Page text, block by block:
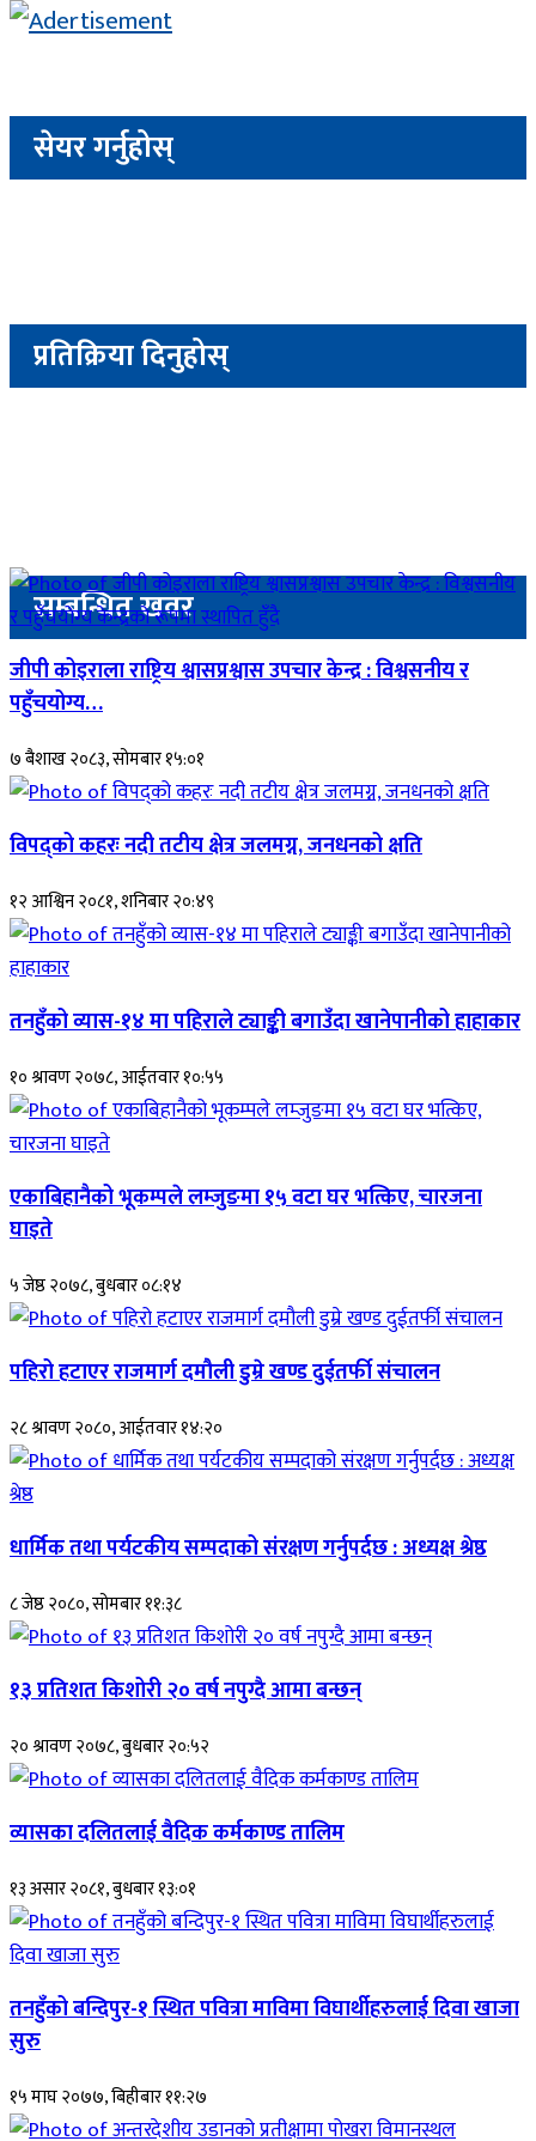
सेयर गर्नुहोस्
प्रतिक्रिया दिनुहोस्
सम्बन्धित खवर
जीपी कोइराला राष्ट्रिय श्वासप्रश्वास उपचार केन्द्र : विश्वसनीय र
पहुँचयोग्य…
७ बैशाख २०८३, सोमबार १५:०१
विपद्को कहरः नदी तटीय क्षेत्र जलमग्न, जनधनको क्षति
१२ आश्विन २०८१, शनिबार २०:४९
तनहुँको व्यास-१४ मा पहिराले ट्याङ्की बगाउँदा खानेपानीको हाहाकार
१० श्रावण २०७८, आईतवार १०:५५
एकाबिहानैको भूकम्पले लम्जुङमा १५ वटा घर भत्किए, चारजना
घाइते
५ जेष्ठ २०७८, बुधबार ०८:१४
पहिरो हटाएर राजमार्ग दमौली डुम्रे खण्ड दुईतर्फी संचालन
२८ श्रावण २०८०, आईतवार १४:२०
धार्मिक तथा पर्यटकीय सम्पदाको संरक्षण गर्नुपर्दछ : अध्यक्ष श्रेष्ठ
८ जेष्ठ २०८०, सोमबार ११:३८
१३ प्रतिशत किशोरी २० वर्ष नपुग्दै आमा बन्छन्
२० श्रावण २०७८, बुधबार २०:५२
व्यासका दलितलाई वैदिक कर्मकाण्ड तालिम
१३ असार २०८१, बुधबार १३:०१
तनहुँको बन्दिपुर-१ स्थित पवित्रा माविमा विघार्थीहरुलाई दिवा खाजा
सुरु
१५ माघ २०७७, बिहीबार ११:२७